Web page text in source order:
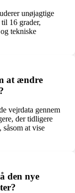
unøjagtige
16 grader,
tekniske
at ændre
vejrdata gennem
der tidligere
såsom at vise
den nye